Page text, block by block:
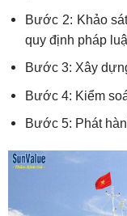
Bước 2: Khảo
quy định pháp
Bước 3: Xây
Bước 4: Kiểm
Bước 5: Phát